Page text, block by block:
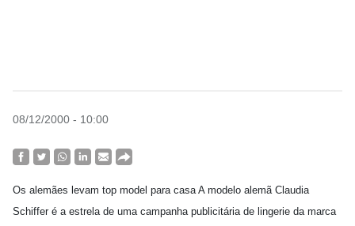
08/12/2000 - 10:00
Os alemães levam top model para casa A modelo alemã Claudia
Schiffer é a estrela de uma campanha publicitária de lingerie da marca